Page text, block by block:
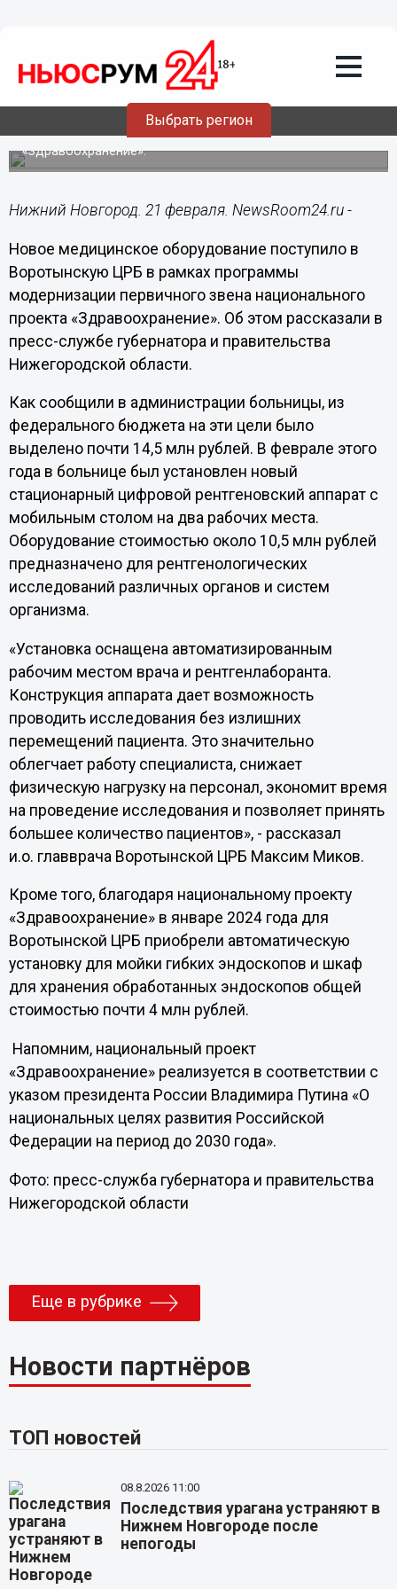
Выбрать регион
21.02.202417:17
Новое медоборудование поступило в
Воротынскую ЦРБ
Медтехнику закупили в рамках нацпроекта
«Здравоохранение».
Нижний Новгород. 21 февраля. NewsRoom24.ru -
Новое медицинское оборудование поступило в
Воротынскую ЦРБ в рамках программы
модернизации первичного звена национального
проекта «Здравоохранение». Об этом рассказали в
пресс-службе губернатора и правительства
Нижегородской области.
Как сообщили в администрации больницы, из
федерального бюджета на эти цели было
выделено почти 14,5 млн рублей. В феврале этого
года в больнице был установлен новый
стационарный цифровой рентгеновский аппарат с
мобильным столом на два рабочих места.
Оборудование стоимостью около 10,5 млн рублей
предназначено для рентгенологических
исследований различных органов и систем
организма.
«Установка оснащена автоматизированным
рабочим местом врача и рентгенлаборанта.
Конструкция аппарата дает возможность
проводить исследования без излишних
перемещений пациента. Это значительно
облегчает работу специалиста, снижает
физическую нагрузку на персонал, экономит время
на проведение исследования и позволяет принять
большее количество пациентов», - рассказал
и.о. главврача Воротынской ЦРБ Максим Миков.
Кроме того, благодаря национальному проекту
«Здравоохранение» в январе 2024 года для
Воротынской ЦРБ приобрели автоматическую
установку для мойки гибких эндоскопов и шкаф
для хранения обработанных эндоскопов общей
стоимостью почти 4 млн рублей.
Напомним, национальный проект
«Здравоохранение» реализуется в соответствии с
указом президента России Владимира Путина «О
национальных целях развития Российской
Федерации на период до 2030 года».
Фото: пресс-служба губернатора и правительства
Нижегородской области
Еще в рубрике
Новости партнёров
ТОП новостей
08.8.2026 11:00
Последствия урагана устраняют в
Нижнем Новгороде после
непогоды